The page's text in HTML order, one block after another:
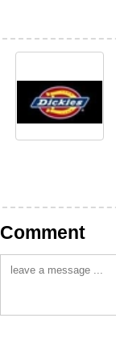
Comment